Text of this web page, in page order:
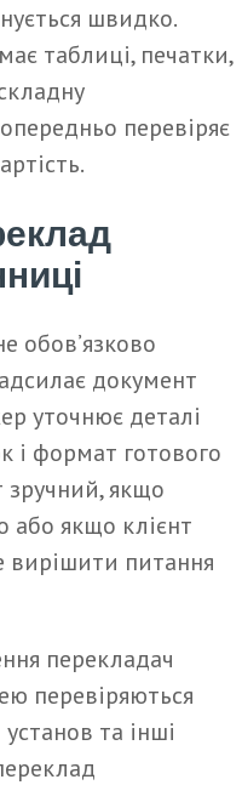
швидко.
таблиці, печатки,
перевіряє
обов’язково
документ
уточнює деталі
і формат готового
зручний, якщо
або якщо клієнт
вирішити питання
перекладач
перевіряються
та інші